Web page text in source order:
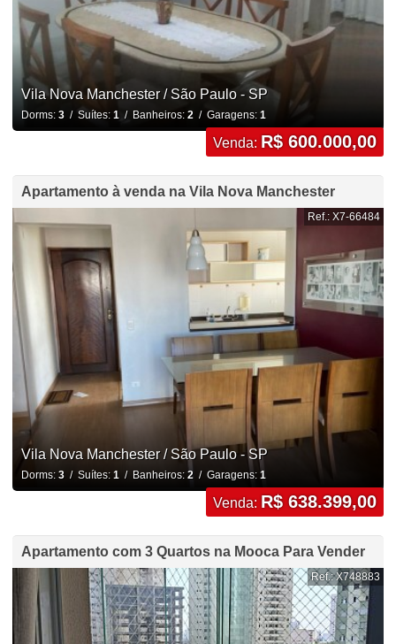
Vila Nova Manchester / São Paulo - SP
Dorms: 3/ Suítes: 1/ Banheiros: 2/ Garagens: 1
Venda: R$ 600.000,00
Apartamento à venda na Vila Nova Manchester
Ref.: X7-66484
Vila Nova Manchester / São Paulo - SP
Dorms: 3/ Suítes: 1/ Banheiros: 2/ Garagens: 1
Venda: R$ 638.399,00
Apartamento com 3 Quartos na Mooca Para Vender
Ref.: X748883